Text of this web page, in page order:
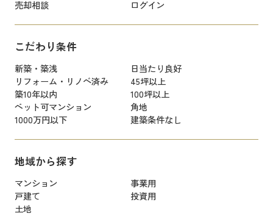
売却相談
ログイン
こだわり条件
新築・築浅
日当たり良好
リフォーム・リノベ済み
45坪以上
築10年以内
100坪以上
ペット可マンション
角地
1000万円以下
建築条件なし
地域から探す
マンション
事業用
戸建て
投資用
土地